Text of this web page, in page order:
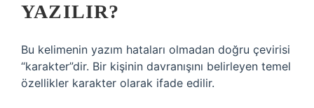
YAZILIR?
Bu kelimenin yazım hataları olmadan doğru çevirisi
“karakter”dir. Bir kişinin davranışını belirleyen temel
özellikler karakter olarak ifade edilir.